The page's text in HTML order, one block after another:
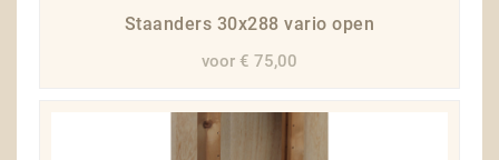
Staanders 30x288 vario open
voor € 75,00